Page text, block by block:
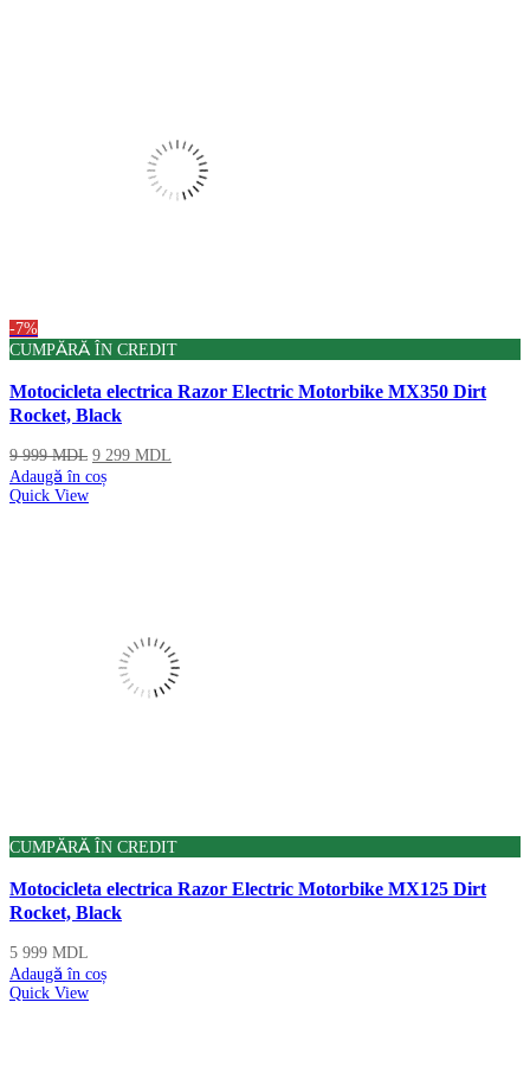
-7%
CUMPĂRĂ ÎN CREDIT
Motocicleta electrica Razor Electric Motorbike MX350 Dirt
Rocket, Black
9 999MDL 9 299 MDL
Adaugă în coș
Quick View
CUMPĂRĂ ÎN CREDIT
Motocicleta electrica Razor Electric Motorbike MX125 Dirt
Rocket, Black
5 999 MDL
Adaugă în coș
Quick View